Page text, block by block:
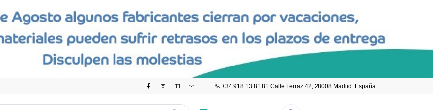
+34 918 13 81 81 Calle Ferraz 42, 28008 Madrid. España